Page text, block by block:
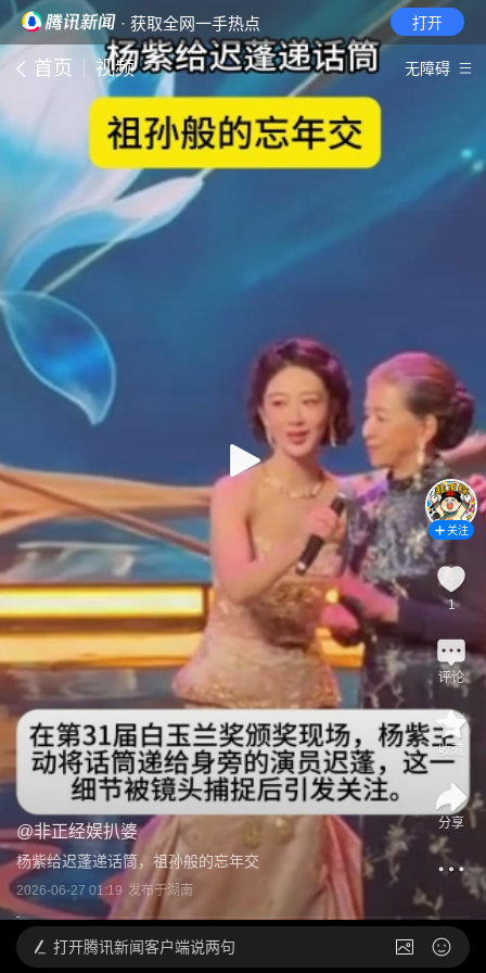
· 获取全网一手热点 打开
首页 视频 无障碍
@非正经娱扒婆
杨紫给迟蓬递话筒，祖孙般的忘年交
2026-06-27 01:19 发布于湖南
关注
1
评论
收藏
分享
打开腾讯新闻客户端说两句